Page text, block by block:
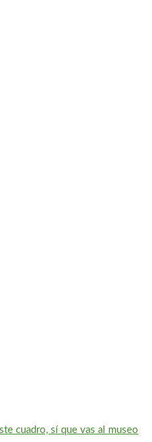
cuadro, sí que vas al museo